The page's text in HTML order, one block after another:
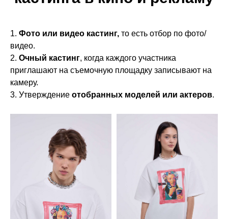
1. Фото или видео кастинг, то есть отбор по фото/
видео.
2. Очный кастинг, когда каждого участника
приглашают на съемочную площадку записывают на
камеру.
3. Утверждение отобранных моделей или актеров.